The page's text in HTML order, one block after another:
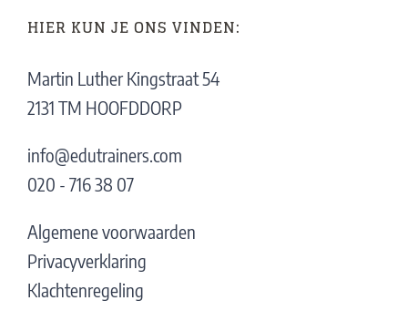
HIER KUN JE ONS VINDEN:
Martin Luther Kingstraat 54
2131 TM HOOFDDORP
info@edutrainers.com
020 - 716 38 07
Algemene voorwaarden
Privacyverklaring
Klachtenregeling